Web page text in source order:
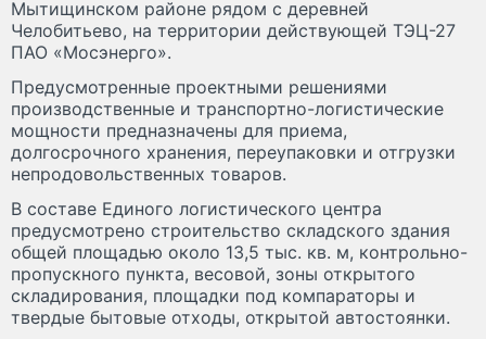
Мытищинском районе рядом с деревней
Челобитьево, на территории действующей ТЭЦ-27
ПАО «Мосэнерго».
Предусмотренные проектными решениями
производственные и транспортно-логистические
мощности предназначены для приема,
долгосрочного хранения, переупаковки и отгрузки
непродовольственных товаров.
В составе Единого логистического центра
предусмотрено строительство складского здания
общей площадью около 13,5 тыс. кв. м, контрольно-
пропускного пункта, весовой, зоны открытого
складирования, площадки под компараторы и
твердые бытовые отходы, открытой автостоянки.